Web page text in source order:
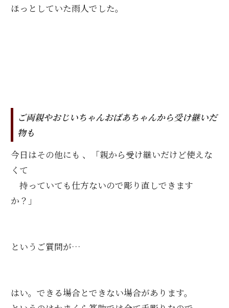
ほっとしていた雨人でした。
ご両親やおじいちゃんおばあちゃんから受け継いだ
物も
今日はその他にも 、「親から受け継いだけど使えな
くて
持っていても仕方ないので彫り直しできます
か？」
というご質問が…
はい。できる場合とできない場合があります。